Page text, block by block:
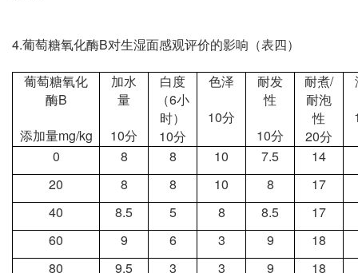
4.葡萄糖氧化酶B对生湿面感观评价的影响（表四）
葡萄糖氧化
酶B
添加量mg/kg
加水
量
10分
白度
（6小
时）
10分
色泽
10分
耐发
性
10分
耐煮/
耐泡
性
20分
0 8 8 10 7.5
14
20
8 8 10 8
17
40
8.5 5 8 8.5
17
60
9 6 3 9
18
80
9.5 3 3 9 18